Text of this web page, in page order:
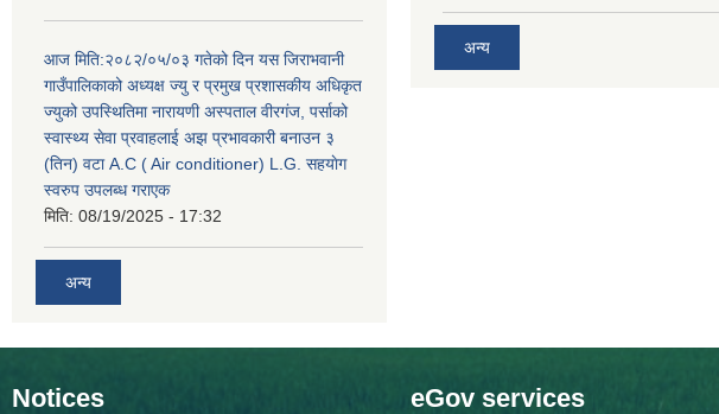
आज मिति:२०८२/०५/०३ गतेको दिन यस जिराभवानी
गाउँपालिकाको अध्यक्ष ज्यु र प्रमुख प्रशासकीय अधिकृत
ज्युको उपस्थितिमा नारायणी अस्पताल वीरगंज, पर्साको
स्वास्थ्य सेवा प्रवाहलाई अझ प्रभावकारी बनाउन ३
(तिन) वटा A.C ( Air conditioner) L.G. सहयाेग
स्वरुप उपलब्ध गराएक
मिति: 08/19/2025 - 17:32
अन्य
अन्य
Notices eGov services